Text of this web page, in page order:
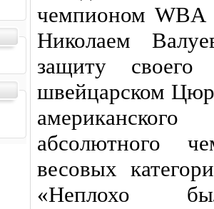
чемпионом WBA
Николаем
защиту
швейцарском
абсолютного
весовых
«Неплохо